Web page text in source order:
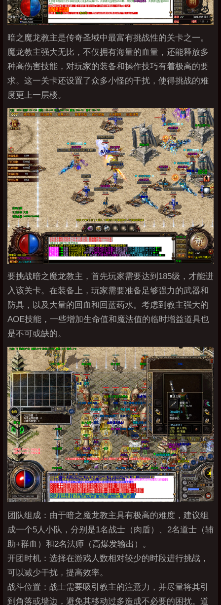
暗之魔龙教主是传奇圣域中最富有挑战性的关卡之一。
魔龙教主强大无比，不仅拥有海量的血量，还能释放多
种高伤害技能，对玩家的装备和操作技巧有着极高的要
求。这一关卡还设置了众多小怪的干扰，使得挑战的难
度更上一层楼。
要挑战暗之魔龙教主，首先玩家需要达到185级，才能进
入该关卡。在装备上，玩家需要准备足够强力的武器和
防具，以及大量的回血和回蓝药水。考虑到教主强大的
AOE技能，一些增加生命值和魔法值的临时增益道具也
是不可或缺的。
团队组成：由于暗之魔龙教主具有极高的难度，建议组
成一个5人小队，分别是1名战士（肉盾）、2名道士（辅
助+群血）和2名法师（高爆发输出）。
开团时机：选择在游戏人数相对较少的时段进行挑战，
可以减少干扰，提高效率。
战斗位置：战士需要吸引教主的注意力，并尽量将其引
到角落或墙边，避免其移动过多造成不必要的困扰。道